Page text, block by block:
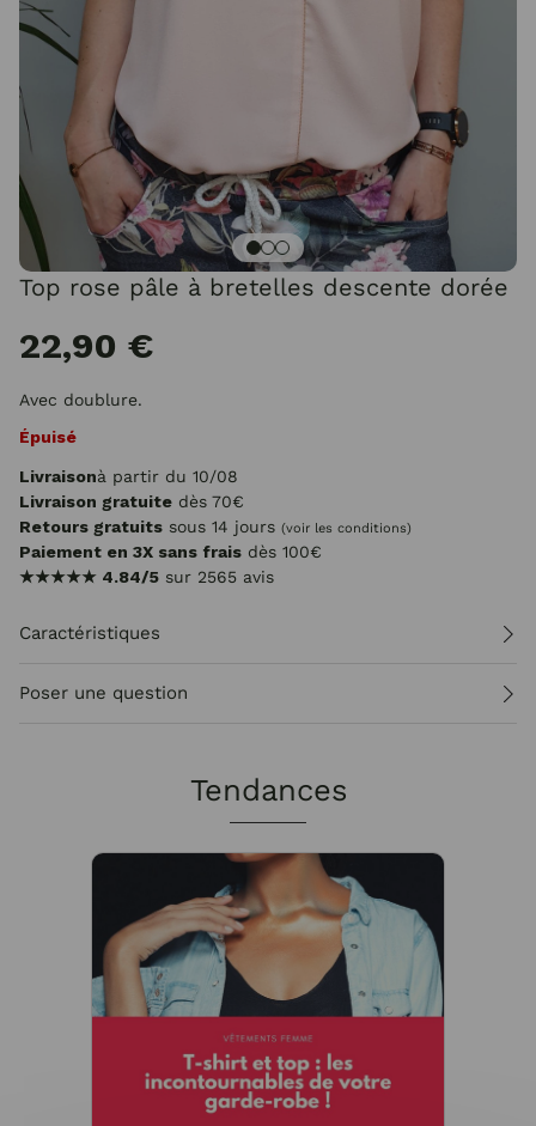
Top rose pâle à bretelles descente dorée
22,90 €
Avec doublure.
Épuisé
Livraisonà partir du 10/08
Livraison gratuite dès 70€
Retours gratuits sous 14 jours (voir les conditions)
Paiement en 3X sans frais dès 100€
★★★★★ 4.84/5 sur 2565 avis
Caractéristiques
Poser une question
Tendances